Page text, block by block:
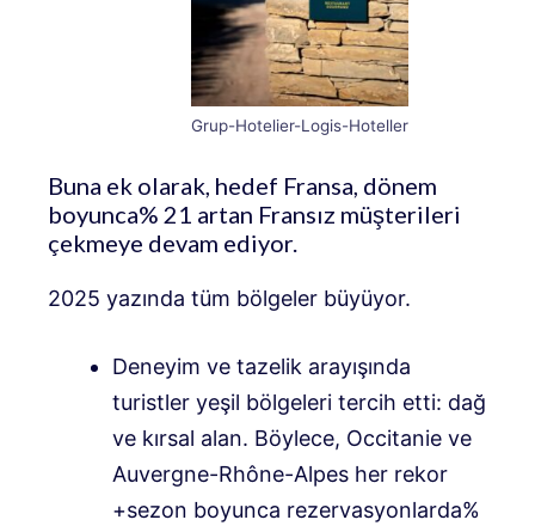
Grup-Hotelier-Logis-Hoteller
Buna ek olarak, hedef Fransa, dönem
boyunca% 21 artan Fransız müşterileri
çekmeye devam ediyor.
2025 yazında tüm bölgeler büyüyor.
Deneyim ve tazelik arayışında
turistler yeşil bölgeleri tercih etti: dağ
ve kırsal alan. Böylece, Occitanie ve
Auvergne-Rhône-Alpes her rekor
+sezon boyunca rezervasyonlarda%